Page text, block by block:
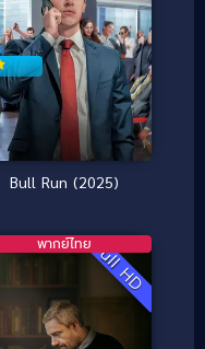
Bull Run (2025)
Full HD
พากย์ไทย